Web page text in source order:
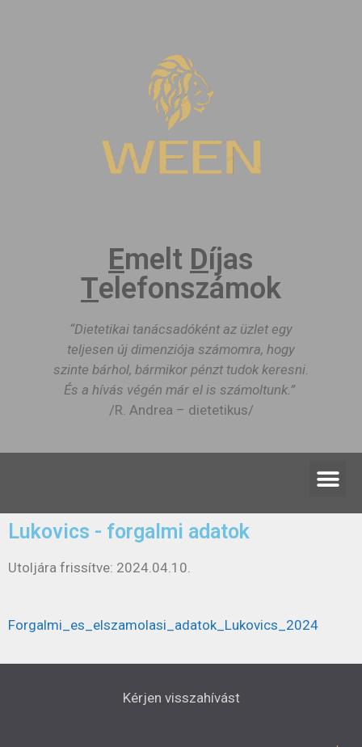
Emelt Díjas
Telefonszámok
“Dietetikai tanácsadóként az üzlet egy
teljesen új dimenziója számomra, hogy
szinte bárhol, bármikor pénzt tudok keresni.
És a hívás végén már el is számoltunk.”
/R. Andrea – dietetikus/
Lukovics - forgalmi adatok
Utoljára frissítve: 2024.04.10.
Forgalmi_es_elszamolasi_adatok_Lukovics_2024
Kérjen visszahívást